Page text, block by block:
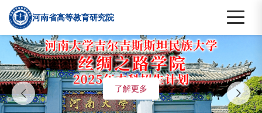
河南省高等教育研究院
了解更多